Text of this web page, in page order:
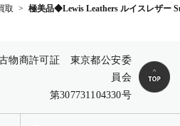
取 極美品◆Lewis Leathers ルイスレザー
物商許可証 東京都公安委
員会
第307731104330号